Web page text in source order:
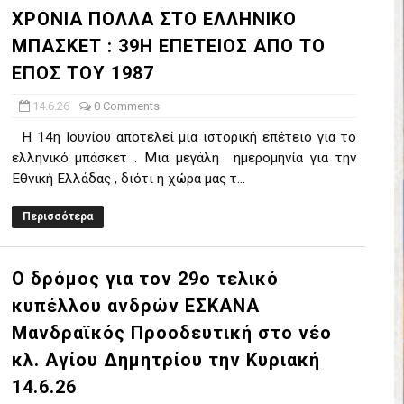
71-56 την Δραπετσώνα στον μικρό τελικό
ΣΤΗΝ NL 2 : ΑΥΡΙΟ ΚΥΡΙΑΚΗ 21.06.26 ΣΤΟ ΕΑΚ ΒΟΛΟΥ
ο Ρέντης στον τελικό 104-77 την Δραπετσώνα επανήλθε στην
ΣΗΜΕΡΑ ΑΕ ΡΕΝΤΗ ΔΡΑΠΕΤΣΩΝΑ ΔΑΣ (19.30) & ΕΡΜΗΣ
Ηλίας 77-73 μέσα στο Πέραμα την Φιλία
των γραφείων της ΕΣΚΑΝΑ στον Δήμο Νίκαιας/Ρέντη
με Αρετσού ο Πανελευσινιακός 55-67 (video της
τιμήθηκε από το ΔΣ της ΕΣΚΑΝΑ για την κατάκτηση
ο Μανδραϊκός σε ματς θρίλερ με απίστευτη ανατροπή από
ΧΡΟΝΙΑ ΠΟΛΛΑ ΣΤΟ ΕΛΛΗΝΙΚΟ
ΜΠΑΣΚΕΤ : 39Η ΕΠΕΤΕΙΟΣ ΑΠΟ ΤΟ
ΕΠΟΣ ΤΟΥ 1987
14.6.26 0 Comments
Η 14η Ιουνίου αποτελεί μια ιστορική επέτειο για το
ελληνικό μπάσκετ . Μια μεγάλη ημερομηνία για την
Εθνική Ελλάδας , διότι η χώρα μας τ...
Περισσότερα
Ο δρόμος για τον 29ο τελικό
κυπέλλου ανδρών ΕΣΚΑΝΑ
Μανδραϊκός Προοδευτική στο νέο
κλ. Αγίου Δημητρίου την Κυριακή
14.6.26